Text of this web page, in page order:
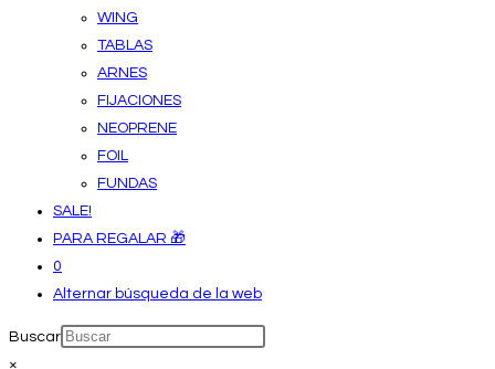
WING
TABLAS
ARNES
FIJACIONES
NEOPRENE
FOIL
FUNDAS
SALE!
PARA REGALAR 🎁
0
Alternar búsqueda de la web
Buscar
×